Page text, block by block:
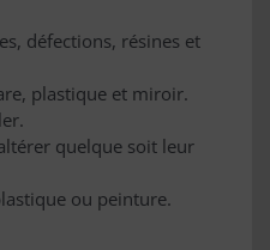
défections, résines et
plastique et miroir.
quelque soit leur
ou peinture.